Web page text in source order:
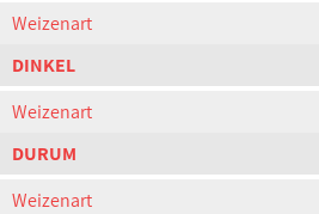
Weizenart
DINKEL
Weizenart
DURUM
Weizenart